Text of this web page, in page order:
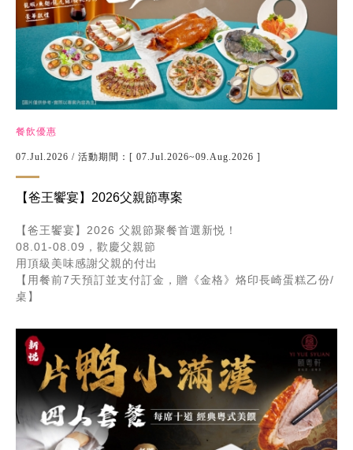
餐飲優惠
07.Jul.2026 / 活動期間：[ 07.Jul.2026~09.Aug.2026 ]
【爸王饗宴】2026父親節專案
【爸王饗宴】2026 父親節聚餐首選新悦！
08.01-08.09，歡慶父親節
用頂級美味感謝父親的付出
【用餐前7天預訂並支付訂金，贈《金格》烙印長崎蛋糕乙份/
桌】